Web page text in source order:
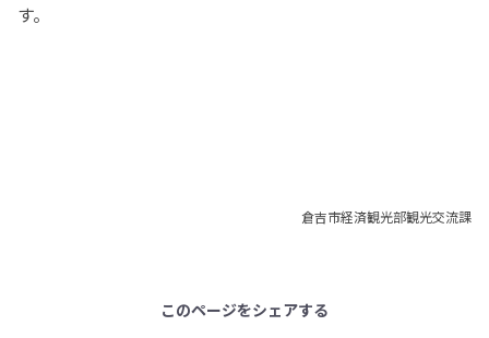
す。
倉吉市経済観光部観光交流課
このページをシェアする